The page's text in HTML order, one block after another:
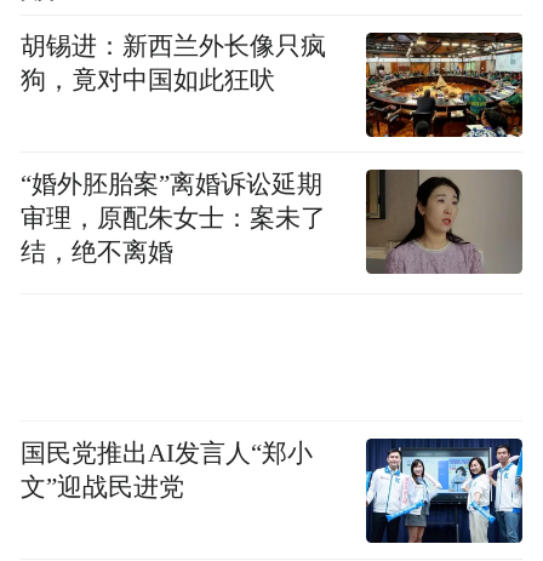
胡锡进：新西兰外长像只疯
狗，竟对中国如此狂吠
“婚外胚胎案”离婚诉讼延期
审理，原配朱女士：案未了
结，绝不离婚
国民党推出AI发言人“郑小
文”迎战民进党